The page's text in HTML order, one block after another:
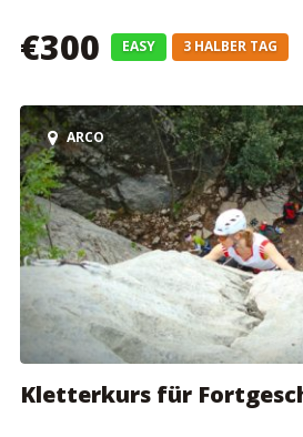
€300 EASY 3 HALBER TAG
ARCO
Kletterkurs für